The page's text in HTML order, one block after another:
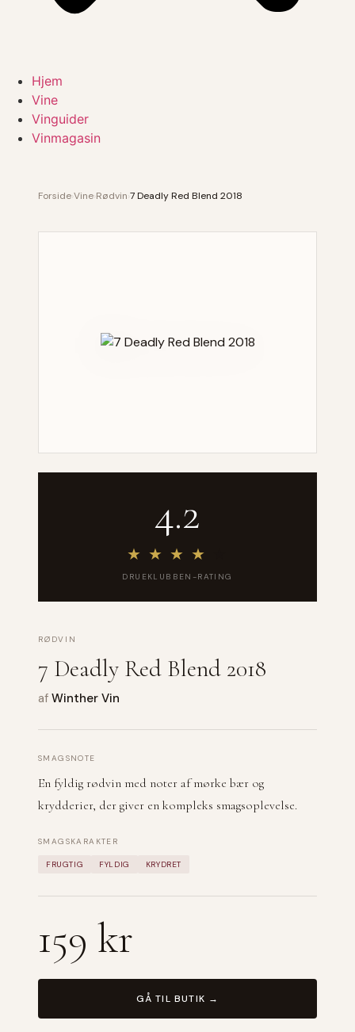
Hjem
Vine
Vinguider
Vinmagasin
ForsideVine Rødvin 7 Deadly Red Blend 2018
4.2
★ ★ ★ ★
DRUEKLUBBEN-RATING
RØDVIN
7 Deadly Red Blend 2018
af Winther Vin
SMAGSNOTE
En fyldig rødvin med noter af mørke bær og
krydderier, der giver en kompleks smagsoplevelse.
SMAGSKARAKTER
FRUGTIG FYLDIG KRYDRET
159 kr
GÅ TIL BUTIK →